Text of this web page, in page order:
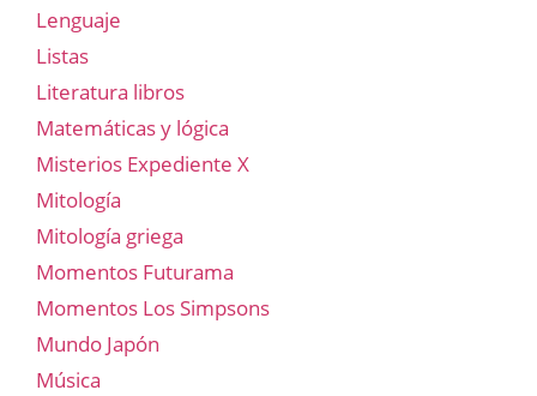
Lenguaje
Listas
Literatura libros
Matemáticas y lógica
Misterios Expediente X
Mitología
Mitología griega
Momentos Futurama
Momentos Los Simpsons
Mundo Japón
Música